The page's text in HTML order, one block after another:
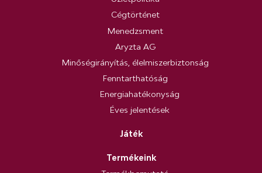
Cégtörténet
Menedzsment
Aryzta AG
Minőségirányítás, élelmiszerbiztonság
Fenntarthatóság
Energiahatékonyság
Éves jelentések
Játék
Termékeink